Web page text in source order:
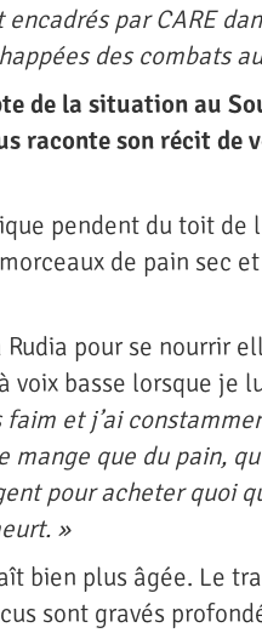
par CARE
des combats
de la situation au
raconte son récit de
pendent du toit de
de pain sec
Rudia pour se nourrir
voix basse lorsque je
faim et j’ai
mange que du pain,
pour acheter quoi
»
bien plus âgée. Le
sont gravés